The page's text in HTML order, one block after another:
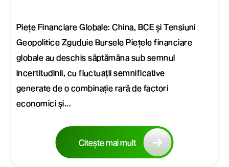
Piețe Financiare Globale: China, BCE și Tensiuni
Geopolitice Zguduie Bursele Piețele financiare
globale au deschis săptămâna sub semnul
incertitudinii, cu fluctuații semnificative
generate de o combinație rară de factori
economici și...
Citește mai mult